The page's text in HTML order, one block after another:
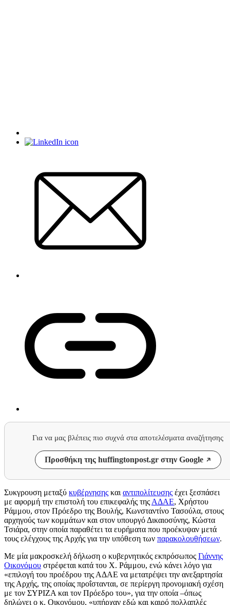
Για να μας βλέπεις πιο συχνά στα αποτελέσματα αναζήτησης
Προσθήκη της huffingtonpost.gr στην Google
Συκγρουση μεταξύ κυβέρνησης και αντιπολίτευσης έχει ξεσπάσει
με αφορμή την επιστολή του επικεφαλής της ΑΔΑΕ, Χρήστου
Ράμμου, στον Πρόεδρο της Βουλής, Κωνσταντίνο Τασούλα, στους
αρχηγούς των κομμάτων και στον υπουργό Δικαιοσύνης, Κώστα
Τσιάρα, στην οποία παραθέτει τα ευρήματα που προέκυψαν μετά
τους ελέγχους της Αρχής για την υπόθεση των παρακολουθήσεων.
Με μία μακροσκελή δήλωση ο κυβερνητικός εκπρόσωπος Γιάννης
Οικονόμου στρέφεται κατά του Χ. Ράμμου, ενώ κάνει λόγο για
«επιλογή του προέδρου της ΑΔΑΕ να μετατρέψει την ανεξαρτησία
της Αρχής, της οποίας προΐστανται, σε περίεργη προνομιακή σχέση
με τον ΣΥΡΙΖΑ και τον Πρόεδρο του», για την οποία –όπως
δηλώνει ο κ. Οικονόμου, «υπήρχαν εδώ και καιρό πολλαπλές